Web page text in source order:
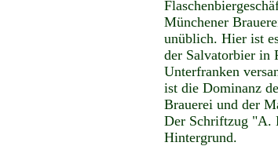
Münchener
unüblich. Hier ist
der Salvatorbier in
Unterfranken
ist die Dominanz
Brauerei und der
Der Schriftzug "A.
Hintergrund.